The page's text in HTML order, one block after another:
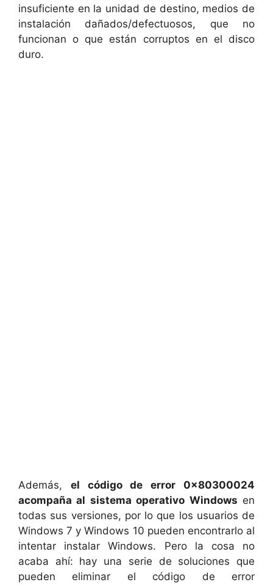
insuficiente en la unidad de destino, medios de
instalación dañados/defectuosos, que no
funcionan o que están corruptos en el disco
duro.
Además, el código de error 0x80300024
acompaña al sistema operativo Windows en
todas sus versiones, por lo que los usuarios de
Windows 7 y Windows 10 pueden encontrarlo al
intentar instalar Windows. Pero la cosa no
acaba ahí: hay una serie de soluciones que
pueden eliminar el código de error